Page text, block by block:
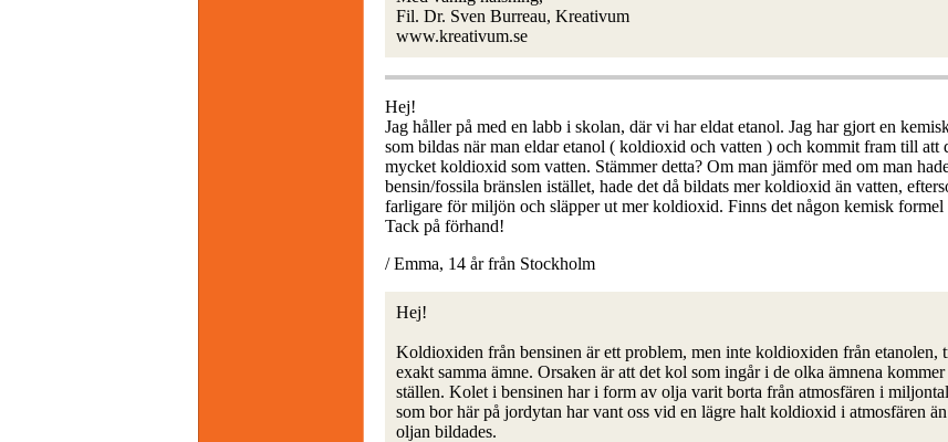
Fil. Dr. Sven Burreau, Kreativum
www.kreativum.se
Hej!
Jag håller på med en labb i skolan, där vi har eldat etanol. Jag har gjort en
som bildas när man eldar etanol ( koldioxid och vatten ) och kommit fram till att
mycket koldioxid som vatten. Stämmer detta? Om man jämför med om man
bensin/fossila bränslen istället, hade det då bildats mer koldioxid än vatten,
farligare för miljön och släpper ut mer koldioxid. Finns det någon kemisk formel
Tack på förhand!
/ Emma, 14 år från Stockholm
Hej!
Koldioxiden från bensinen är ett problem, men inte koldioxiden från etanolen,
exakt samma ämne. Orsaken är att det kol som ingår i de olka ämnena
ställen. Kolet i bensinen har i form av olja varit borta från atmosfären i
som bor här på jordytan har vant oss vid en lägre halt koldioxid i atmosfären
oljan bildades.